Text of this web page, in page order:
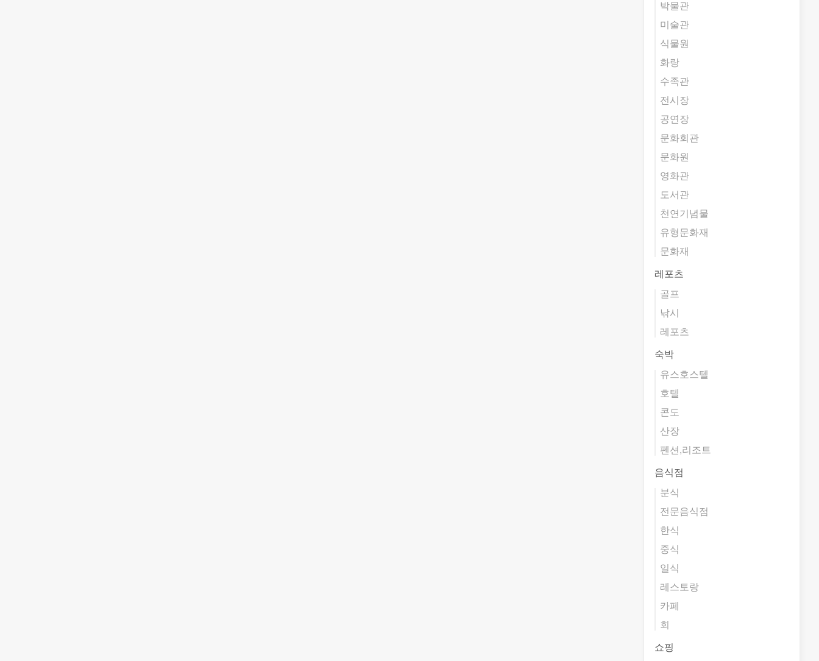
박물관
미술관
식물원
화랑
수족관
전시장
공연장
문화회관
문화원
영화관
도서관
천연기념물
유형문화재
문화재
레포츠
골프
낚시
레포츠
숙박
유스호스텔
호텔
콘도
산장
펜션,리조트
음식점
분식
전문음식점
한식
중식
일식
레스토랑
카페
회
쇼핑